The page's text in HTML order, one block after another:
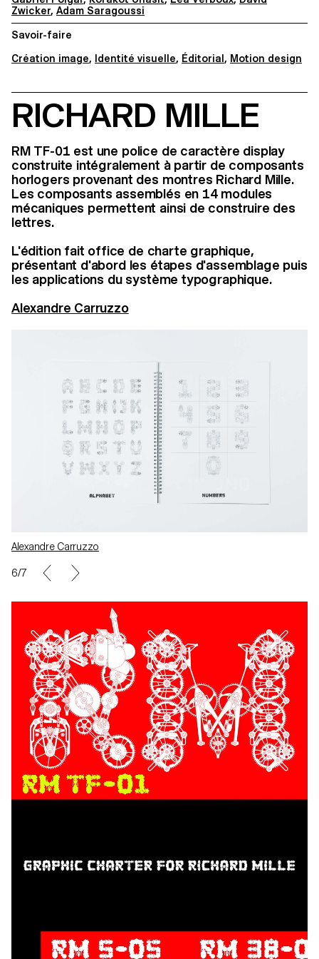
Zwicker, Adam Saragoussi
Savoir-faire
Création image, Identité visuelle, Éditorial , Motion design
RICHARD MILLE
RM TF-01 est une police de caractère display
construite intégralement à partir de composants
horlogers provenant des montres Richard Mille.
Les composants assemblés en 14 modules
mécaniques permettent ainsi de construire des
lettres.
L'édition fait office de charte graphique,
présentant d'abord les étapes d'assemblage puis
les applications du système typographique.
Alexandre Carruzzo
Alexandre Carruzzo
7/7